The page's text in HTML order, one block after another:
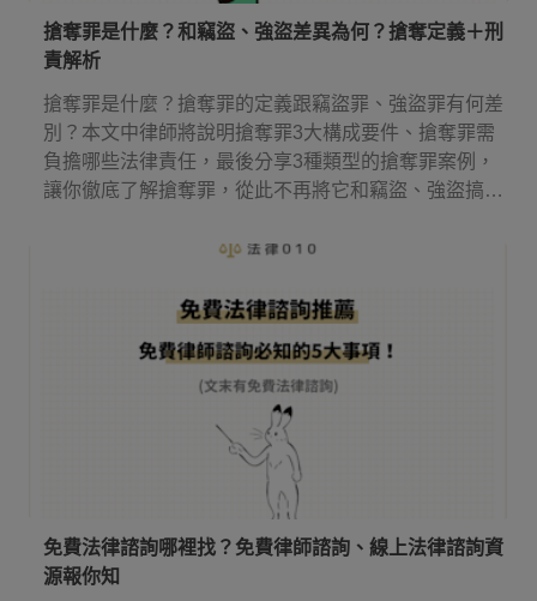
搶奪罪是什麼？和竊盜、強盜差異為何？搶奪定義＋刑
責解析
搶奪罪是什麼？搶奪罪的定義跟竊盜罪、強盜罪有何差
別？本文中律師將說明搶奪罪3大構成要件、搶奪罪需
負擔哪些法律責任，最後分享3種類型的搶奪罪案例，
讓你徹底了解搶奪罪，從此不再將它和竊盜、強盜搞
免費法律諮詢哪裡找？免費律師諮詢、線上法律諮詢資
源報你知